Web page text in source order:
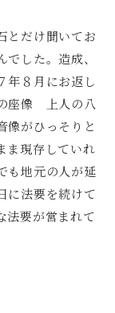
とだけ聞いてお
した。造成、
８月にお返し
座像 上人の八
がひっそりと
現存していれ
も地元の人が延
に法要を続けて
法要が営まれて